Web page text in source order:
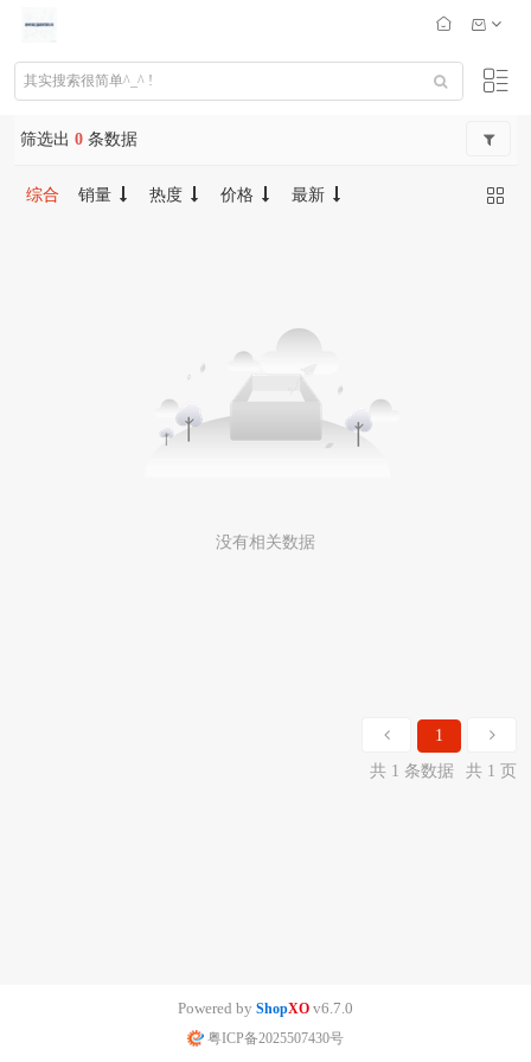
筛选出 0 条数据
综合 销量 热度 价格 最新
没有相关数据
1
共 1 条数据
共 1 页
Powered by ShopXO v6.7.0
粤ICP备2025507430号